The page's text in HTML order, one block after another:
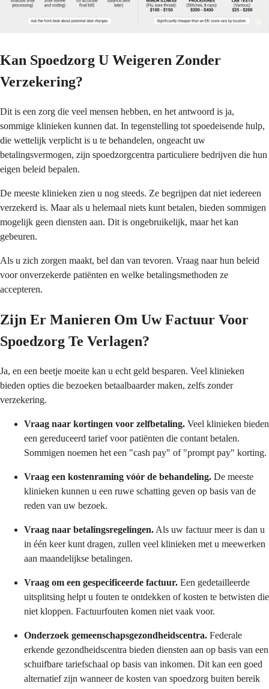
Kan Spoedzorg U Weigeren Zonder
Verzekering?
Dit is een zorg die veel mensen hebben, en het antwoord is ja,
sommige klinieken kunnen dat. In tegenstelling tot spoedeisende hulp,
die wettelijk verplicht is u te behandelen, ongeacht uw
betalingsvermogen, zijn spoedzorgcentra particuliere bedrijven die hun
eigen beleid bepalen.
De meeste klinieken zien u nog steeds. Ze begrijpen dat niet iedereen
verzekerd is. Maar als u helemaal niets kunt betalen, bieden sommigen
mogelijk geen diensten aan. Dit is ongebruikelijk, maar het kan
gebeuren.
Als u zich zorgen maakt, bel dan van tevoren. Vraag naar hun beleid
voor onverzekerde patiënten en welke betalingsmethoden ze
accepteren.
Zijn Er Manieren Om Uw Factuur Voor
Spoedzorg Te Verlagen?
Ja, en een beetje moeite kan u echt geld besparen. Veel klinieken
bieden opties die bezoeken betaalbaarder maken, zelfs zonder
verzekering.
Vraag naar kortingen voor zelfbetaling. Veel klinieken bieden
een gereduceerd tarief voor patiënten die contant betalen.
Sommigen noemen het een "cash pay" of "prompt pay" korting.
Vraag een kostenraming vóór de behandeling. De meeste
klinieken kunnen u een ruwe schatting geven op basis van de
reden van uw bezoek.
Vraag naar betalingsregelingen. Als uw factuur meer is dan u
in één keer kunt dragen, zullen veel klinieken met u meewerken
aan maandelijkse betalingen.
Vraag om een gespecificeerde factuur. Een gedetailleerde
uitsplitsing helpt u fouten te ontdekken of kosten te betwisten die
niet kloppen. Factuurfouten komen niet vaak voor.
Onderzoek gemeenschapsgezondheidscentra. Federale
erkende gezondheidscentra bieden diensten aan op basis van een
schuifbare tariefschaal op basis van inkomen. Dit kan een goed
alternatief zijn wanneer de kosten van spoedzorg buiten bereik